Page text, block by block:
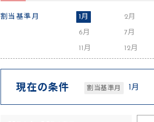
割当基準月 1月 2月
6月 7月
11月 12月
現在の条件 割当基準月 1月